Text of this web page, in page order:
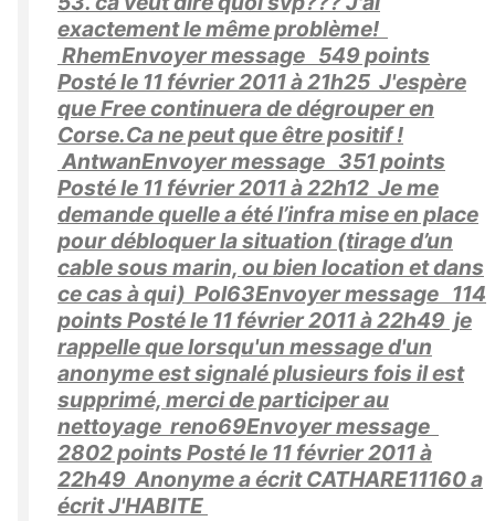
exactement le même problème!
RhemEnvoyer message 549 points
Posté le 11 février 2011 à 21h25 J'espère
que Free continuera de dégrouper en
Corse.Ca ne peut que être positif !
AntwanEnvoyer message 351 points
Posté le 11 février 2011 à 22h12 Je me
demande quelle a été l’infra mise en place
pour débloquer la situation (tirage d’un
cable sous marin, ou bien location et dans
ce cas à qui) Pol63Envoyer message 114
points Posté le 11 février 2011 à 22h49 je
rappelle que lorsqu'un message d'un
anonyme est signalé plusieurs fois il est
supprimé, merci de participer au
nettoyage reno69Envoyer message
2802 points Posté le 11 février 2011 à
22h49 Anonyme a écrit CATHARE11160 a
écrit J'HABITE